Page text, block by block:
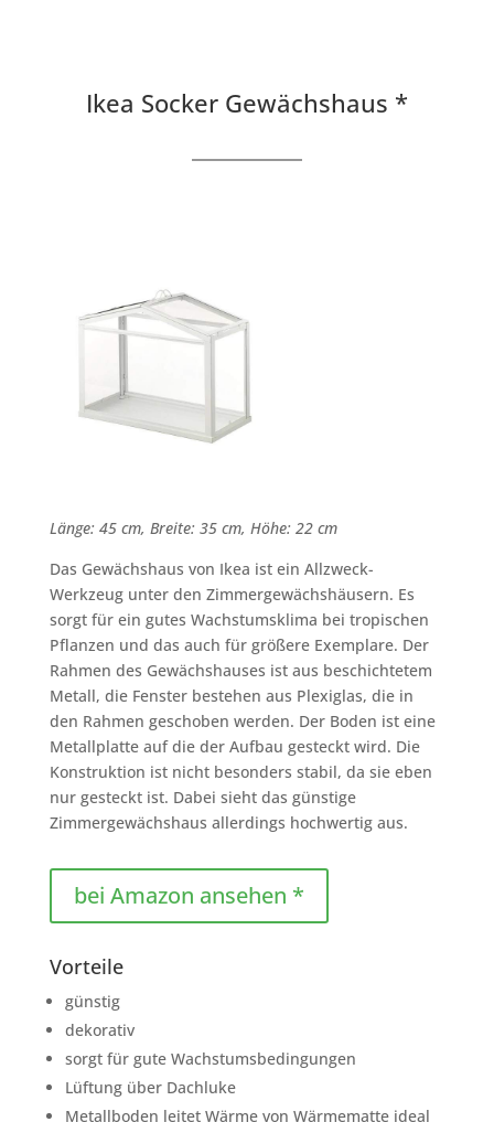
Ikea Socker Gewächshaus *
Länge: 45 cm, Breite: 35 cm, Höhe: 22 cm
Das Gewächshaus von Ikea ist ein Allzweck-
Werkzeug unter den Zimmergewächshäusern. Es
sorgt für ein gutes Wachstumsklima bei tropischen
Pflanzen und das auch für größere Exemplare. Der
Rahmen des Gewächshauses ist aus beschichtetem
Metall, die Fenster bestehen aus Plexiglas, die in
den Rahmen geschoben werden. Der Boden ist eine
Metallplatte auf die der Aufbau gesteckt wird. Die
Konstruktion ist nicht besonders stabil, da sie eben
nur gesteckt ist. Dabei sieht das günstige
Zimmergewächshaus allerdings hochwertig aus.
bei Amazon ansehen *
Vorteile
günstig
dekorativ
sorgt für gute Wachstumsbedingungen
Lüftung über Dachluke
Metallboden leitet Wärme von Wärmematte ideal